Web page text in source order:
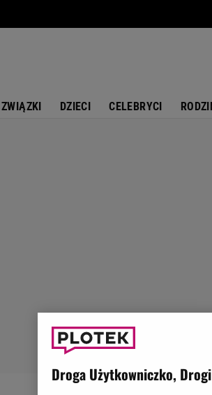
DZIECI CELEBRYCI
Droga Użytkowniczko,